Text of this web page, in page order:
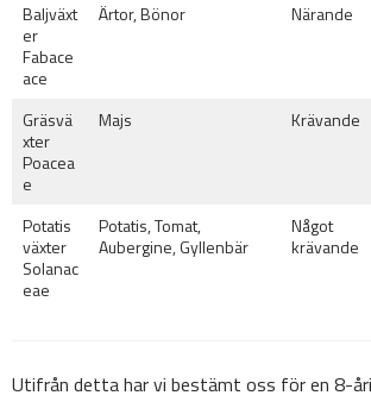
Baljväxt
er
Fabace
ace
Ärtor, Bönor Närande
Gräsvä
xter
Poacea
e
Majs Krävande
Potatis
växter
Solanac
eae
Potatis, Tomat,
Aubergine, Gyllenbär
Något
krävande
Utifrån detta har vi bestämt oss för en 8-